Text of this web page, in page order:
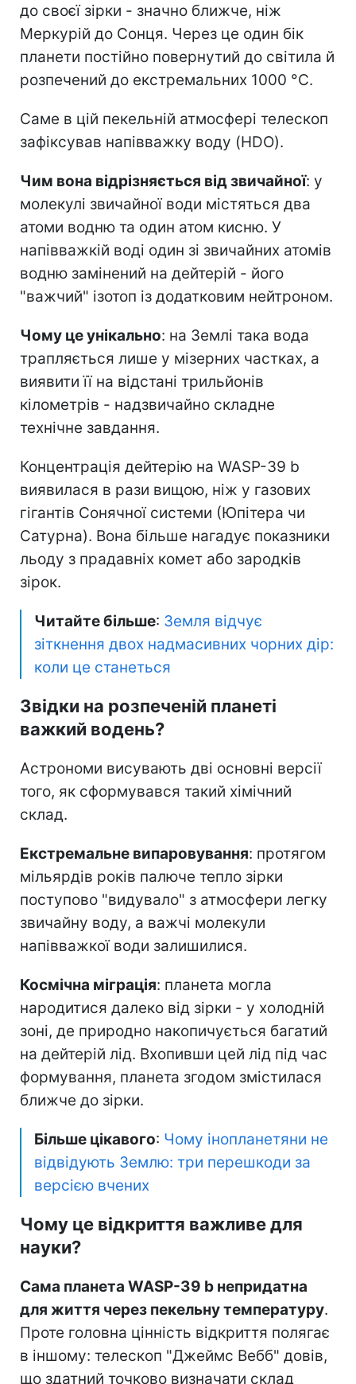
до своєї зірки - значно ближче, ніж
Меркурій до Сонця. Через це один бік
планети постійно повернутий до світила й
розпечений до екстремальних 1000 °C.
Саме в цій пекельній атмосфері телескоп
зафіксував напівважку воду (HDO).
Чим вона відрізняється від звичайної: у
молекулі звичайної води містяться два
атоми водню та один атом кисню. У
напівважкій воді один зі звичайних атомів
водню замінений на дейтерій - його
"важчий" ізотоп із додатковим нейтроном.
Чому це унікально: на Землі така вода
трапляється лише у мізерних частках, а
виявити її на відстані трильйонів
кілометрів - надзвичайно складне
технічне завдання.
Концентрація дейтерію на WASP-39 b
виявилася в рази вищою, ніж у газових
гігантів Сонячної системи (Юпітера чи
Сатурна). Вона більше нагадує показники
льоду з прадавніх комет або зародків
зірок.
Читайте більше: Земля відчує
зіткнення двох надмасивних чорних дір:
коли це станеться
Звідки на розпеченій планеті
важкий водень?
Астрономи висувають дві основні версії
того, як сформувався такий хімічний
склад.
Екстремальне випаровування: протягом
мільярдів років палюче тепло зірки
поступово "видувало" з атмосфери легку
звичайну воду, а важчі молекули
напівважкої води залишилися.
Космічна міграція: планета могла
народитися далеко від зірки - у холодній
зоні, де природно накопичується багатий
на дейтерій лід. Вхопивши цей лід під час
формування, планета згодом змістилася
ближче до зірки.
Більше цікавого: Чому інопланетяни не
відвідують Землю: три перешкоди за
версією вчених
Чому це відкриття важливе для
науки?
Сама планета WASP-39 b непридатна
для життя через пекельну температуру.
Проте головна цінність відкриття полягає
в іншому: телескоп "Джеймс Вебб" довів,
що здатний точково визначати склад